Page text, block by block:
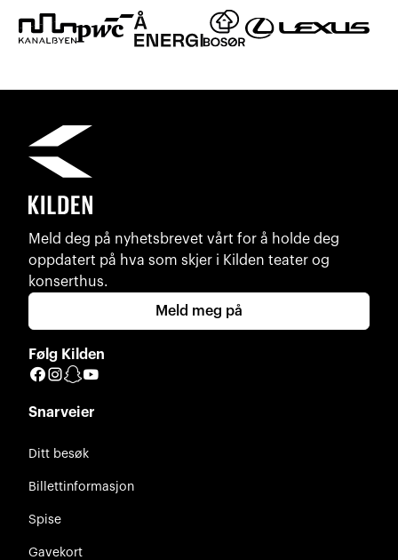
Meld deg på nyhetsbrevet vårt for å holde deg
oppdatert på hva som skjer i Kilden teater og
konserthus.
Meld meg på
Følg Kilden
Facebook
Instagram
Snapchat
Snarveier
Ditt besøk
Billettinformasjon
Spise
Gavekort